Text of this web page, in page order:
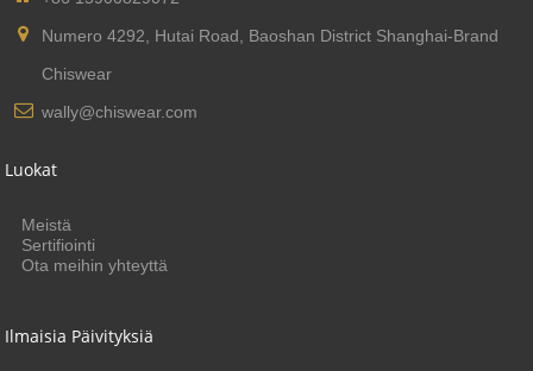
Numero 4292, Hutai Road, Baoshan District Shanghai-Brand
Chiswear
wally@chiswear.com
Luokat
Meistä
Sertifiointi
Ota meihin yhteyttä
Ilmaisia ​​päivityksiä